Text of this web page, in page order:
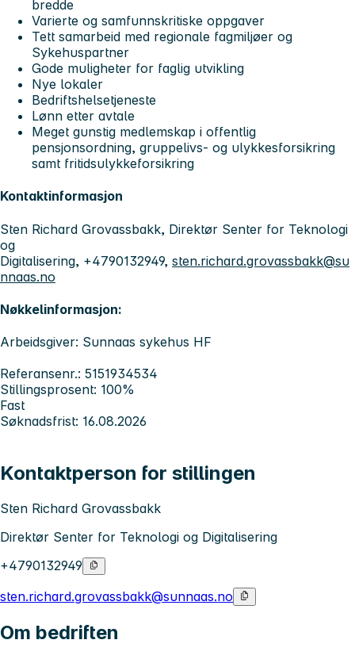
bredde
Varierte og samfunnskritiske oppgaver
Tett samarbeid med regionale fagmiljøer og
Sykehuspartner
Gode muligheter for faglig utvikling
Nye lokaler
Bedriftshelsetjeneste
Lønn etter avtale
Meget gunstig medlemskap i offentlig
pensjonsordning, gruppelivs- og ulykkesforsikring
samt fritidsulykkeforsikring
Kontaktinformasjon
Sten Richard Grovassbakk, Direktør Senter for Teknologi
og
Digitalisering, +4790132949, sten.richard.grovassbakk@su
nnaas.no
Nøkkelinformasjon:
Arbeidsgiver: Sunnaas sykehus HF
Referansenr.: 5151934534
Stillingsprosent: 100%
Fast
Søknadsfrist: 16.08.2026
Kontaktperson for stillingen
Sten Richard Grovassbakk
Direktør Senter for Teknologi og Digitalisering
+4790132949
sten.richard.grovassbakk@sunnaas.no
Om bedriften